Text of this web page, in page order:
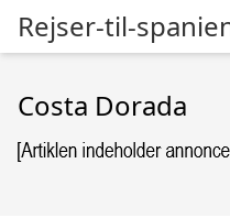
Rejser-til-
Costa Dorada